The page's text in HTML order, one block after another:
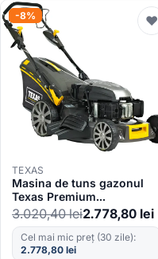
-8% ♥
TEXAS
Masina de tuns gazonul
Texas Premium
5370TR/WE, benzina,
autopropulsie, motor
TG670EV 196cc, E-start,
4in1
3.020,40lei2.778,80 lei
Cel mai mic preț (30 zile):
2.778,80 lei